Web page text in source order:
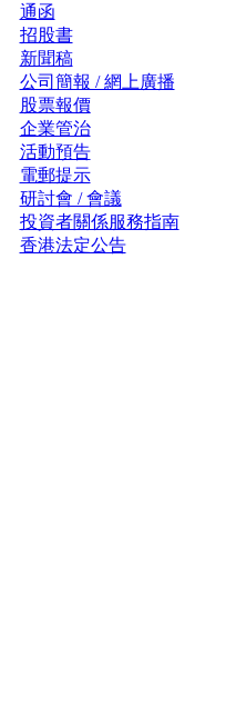
通函
招股書
新聞稿
公司簡報 / 網上廣播
股票報價
企業管治
活動預告
電郵提示
研討會 / 會議
投資者關係服務指南
香港法定公告